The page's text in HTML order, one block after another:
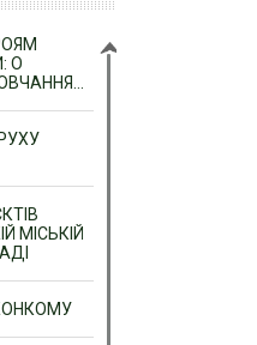
О
МІСЬКІЙ